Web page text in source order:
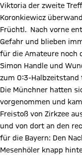
Viktoria der zweite
Koronkiewicz
Früchtl. Nach vorne
Gefahr und blieben
für die Amateure noch
Simon Handle und
zum 0:3-Halbzeitstand
Die Münchner hatten
vorgenommen und
Freistoß von Zirkzee
und von dort an den
für die Bayern: Den
Mesenhöler knapp